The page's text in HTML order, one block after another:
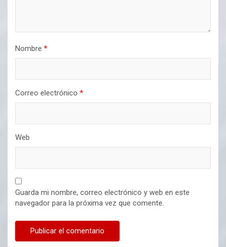
Nombre *
Correo electrónico *
Web
Guarda mi nombre, correo electrónico y web en este
navegador para la próxima vez que comente.